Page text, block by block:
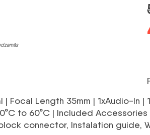
Focal Length 35mm | 1xAudio-In |
to 60°C | Included Accessories
connector, Instalation guide,